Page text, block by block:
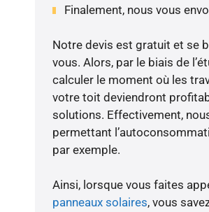
Finalement, nous vous
Notre devis est gratuit et se
vous. Alors, par le biais de
calculer le moment où les
votre toit deviendront
solutions. Effectivement,
permettant
par exemple.
Ainsi, lorsque vous faites
panneaux solaires, vous